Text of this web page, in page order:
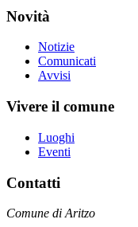
Novità
Notizie
Comunicati
Avvisi
Vivere il comune
Luoghi
Eventi
Contatti
Comune di Aritzo